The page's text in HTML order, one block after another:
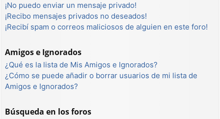
¡No puedo enviar un mensaje privado!
¡Recibo mensajes privados no deseados!
¡Recibí spam o correos maliciosos de alguien en este foro!
Amigos e Ignorados
¿Qué es la lista de Mis Amigos e Ignorados?
¿Cómo se puede añadir o borrar usuarios de mi lista de
Amigos e Ignorados?
Búsqueda en los foros